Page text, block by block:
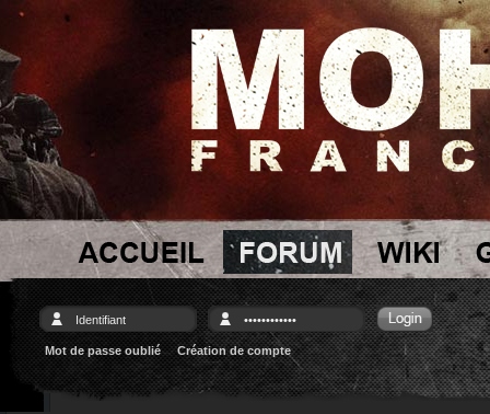
Mot de passe oublié Création de compte